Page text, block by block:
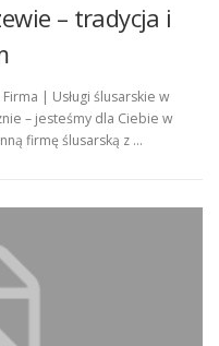
– tradycja i
| Usługi ślusarskie w
– jesteśmy dla Ciebie w
firmę ślusarską z …